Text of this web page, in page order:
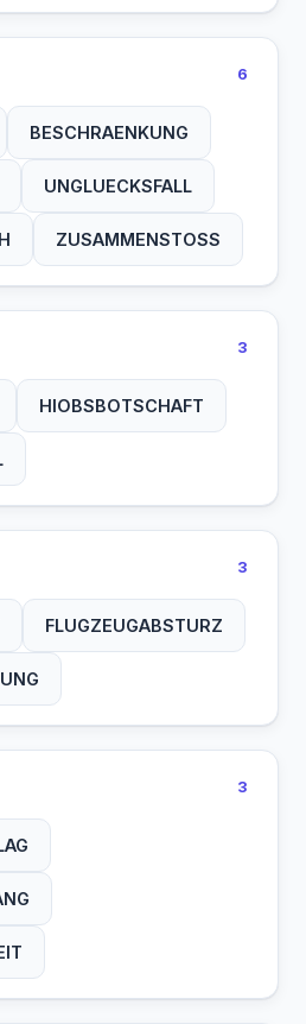
6
BESCHRAENKUNG
UNGLUECKSFALL
ZUSAMMENSTOSS
3
HIOBSBOTSCHAFT
3
FLUGZEUGABSTURZ
3